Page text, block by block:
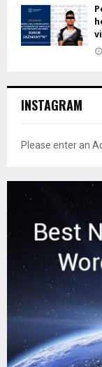
INSTAGRAM
Please enter an